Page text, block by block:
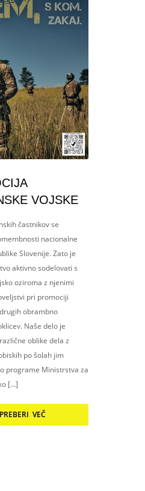
VOJSKE
častnikov se
nacionalne
Slovenije. Zato je
aktivno sodelovati s
oziroma z njenimi
pri promociji
obrambno
Naše delo je
oblike dela z
po šolah jim
programe Ministrstva za
[…]
PREBERI VEČ